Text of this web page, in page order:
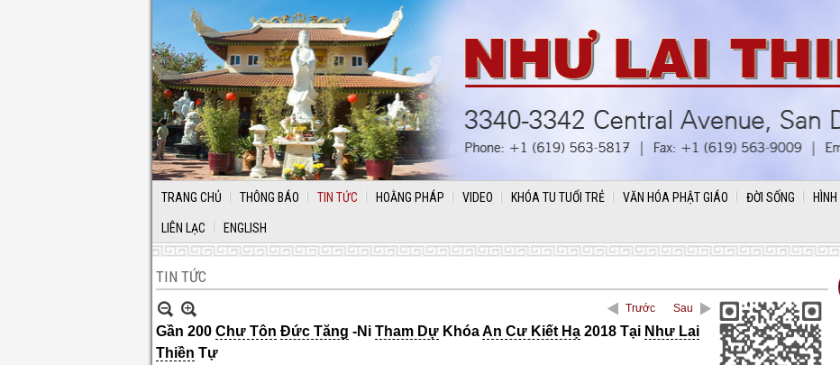
TRANG CHỦ THÔNG BÁO TIN TỨC HOẰNG PHÁP VIDEO KHÓA TU TUỔI TRẺ VĂN HÓA PHẬT GIÁO ĐỜI SỐNG HÌNH
LIÊN LẠC ENGLISH
TIN TỨC
Trước Sau
Gần 200 Chư Tôn Đức Tăng -Ni Tham Dự KhóaAn Cư Kiết Hạ 2018 Tại Như Lai
Thiền Tự